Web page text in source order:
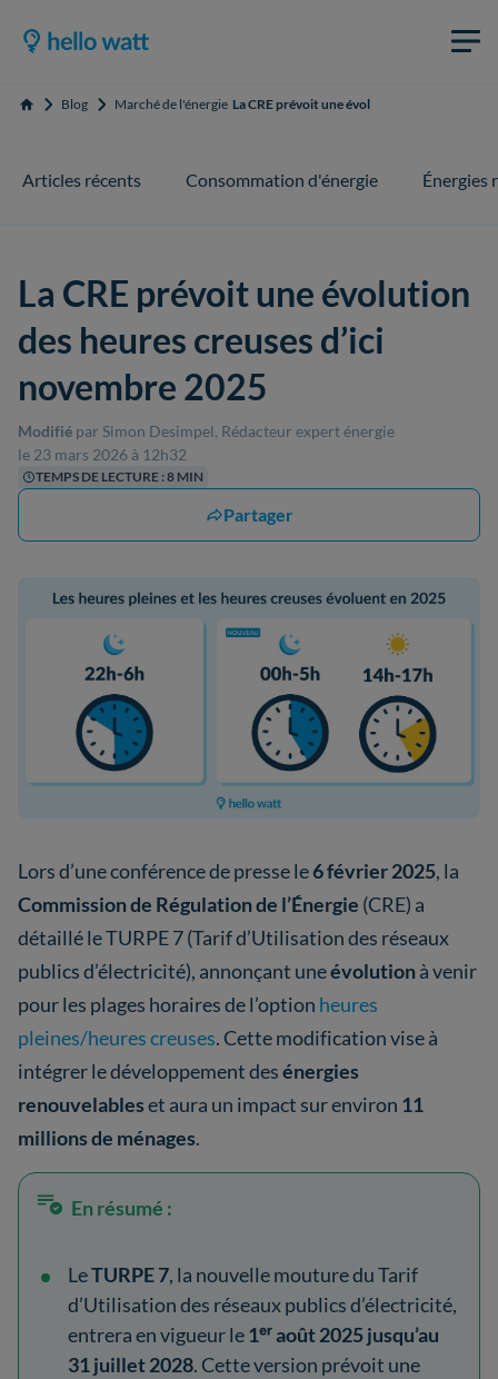
Accueil Blog Marché de l'énergie La CRE prévoit une évolution des heures
Articles récents Consommation d'énergie Énergies
La CRE prévoit une évolution
des heures creuses d’ici
novembre 2025
Modifié par Simon Desimpel, Rédacteur expert énergie
le 23 mars 2026 à 12h32
TEMPS DE LECTURE : 8 MIN
Partager
Lors d’une conférence de presse le6 février 2025, la
Commission de Régulation de l’Énergie (CRE) a
détaillé le TURPE 7 (Tarif d’Utilisation des réseaux
publics d’électricité), annonçant uneévolutionà venir
pour les plages horaires de l’option heures
pleines/heures creuses. Cette modification vise à
intégrer le développement desénergies
renouvelableset aura un impact sur environ 11
millions de ménages.
En résumé :
LeTURPE 7, la nouvelle mouture du Tarif
d’Utilisation des réseaux publics d’électricité,
entrera en vigueur le1ᵉʳ août 2025 jusqu’au
31 juillet 2028. Cette version prévoit une